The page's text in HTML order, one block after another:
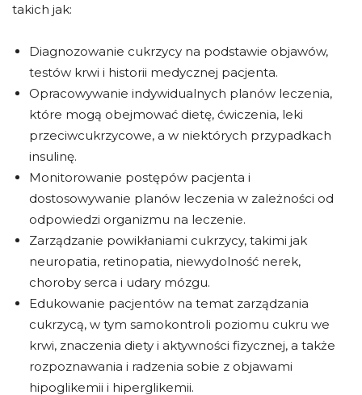
takich jak:
Diagnozowanie cukrzycy na podstawie objawów,
testów krwi i historii medycznej pacjenta.
Opracowywanie indywidualnych planów leczenia,
które mogą obejmować dietę, ćwiczenia, leki
przeciwcukrzycowe, a w niektórych przypadkach
insulinę.
Monitorowanie postępów pacjenta i
dostosowywanie planów leczenia w zależności od
odpowiedzi organizmu na leczenie.
Zarządzanie powikłaniami cukrzycy, takimi jak
neuropatia, retinopatia, niewydolność nerek,
choroby serca i udary mózgu.
Edukowanie pacjentów na temat zarządzania
cukrzycą, w tym samokontroli poziomu cukru we
krwi, znaczenia diety i aktywności fizycznej, a także
rozpoznawania i radzenia sobie z objawami
hipoglikemii i hiperglikemii.